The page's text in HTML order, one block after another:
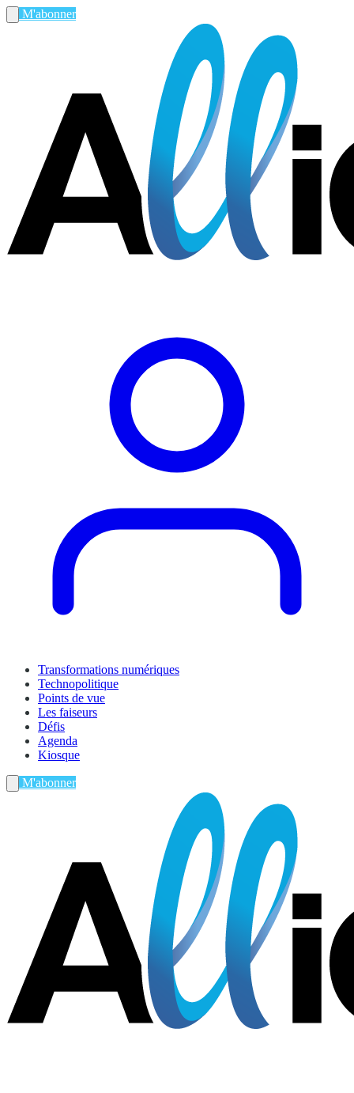
M'abonner
Transformations numériques
Technopolitique
Points de vue
Les faiseurs
Défis
Agenda
Kiosque
M'abonner